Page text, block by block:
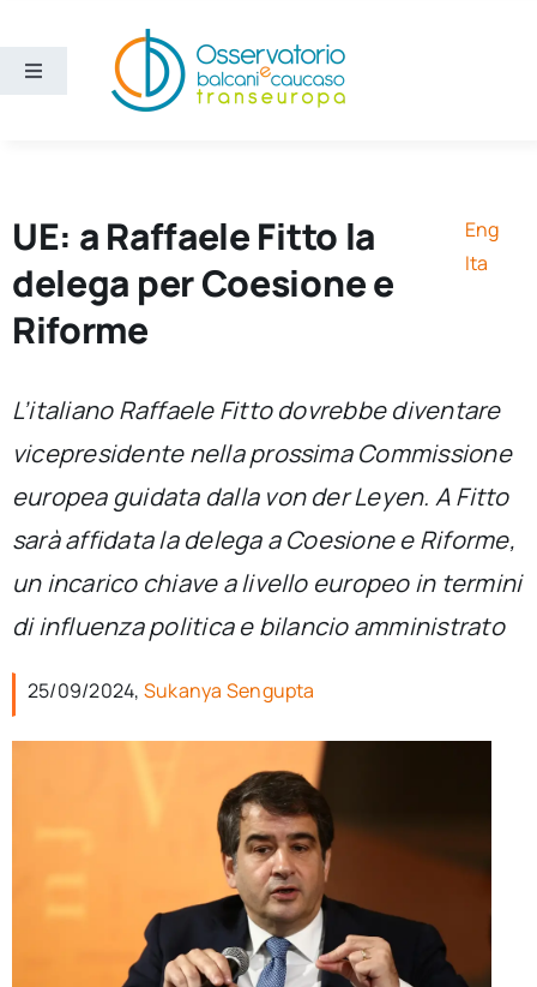
contenuto
Toggle
Ricerca e divulgazione
Chi siamo
Cerca
per:
Newsletter
Ita
UE: a Raffaele Fitto la
delega per Coesione e
Riforme
Eng
Ita
L’italiano Raffaele Fitto dovrebbe diventare
vicepresidente nella prossima Commissione
europea guidata dalla von der Leyen. A Fitto
sarà affidata la delega a Coesione e Riforme,
un incarico chiave a livello europeo in termini
di influenza politica e bilancio amministrato
25/09/2024, Sukanya Sengupta